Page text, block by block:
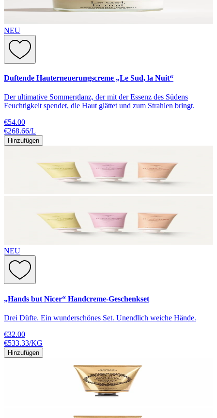
NEU
Duftende Hauterneuerungscreme „Le Sud, la Nuit“
Der ultimative Sommerglanz, der mit der Essenz des Südens
Feuchtigkeit spendet, die Haut glättet und zum Strahlen bringt.
€54.00
€268.66/L
Hinzufügen
NEU
„Hands but Nicer“ Handcreme-Geschenkset
Drei Düfte. Ein wunderschönes Set. Unendlich weiche Hände.
€32.00
€533.33/KG
Hinzufügen